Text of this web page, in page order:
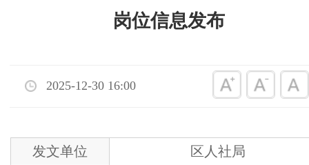
岗位信息发布
2025-12-30 16:00
发文单位
区人社局